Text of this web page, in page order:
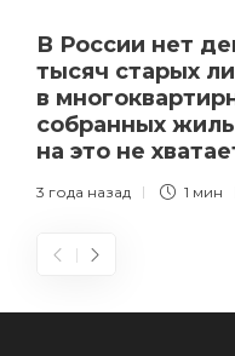
В России нет
тысяч старых
в
собранных
на это не
3 года назад 1 мин